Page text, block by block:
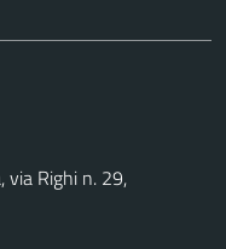
via Righi n. 29,